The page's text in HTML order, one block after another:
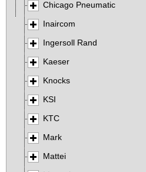
Chicago Pneumatic
Inaircom
Ingersoll Rand
Kaeser
Knocks
KSI
KTC
Mark
Mattei